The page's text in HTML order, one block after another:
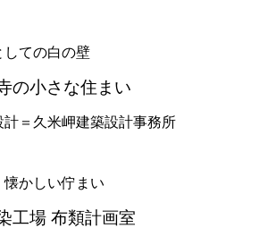
しての白の壁
の小さな住まい
計＝久米岬建築設計事務所
懐かしい佇まい
工場 布類計画室